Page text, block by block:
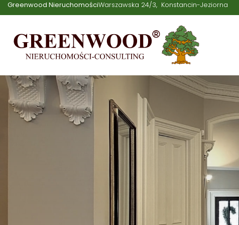
Greenwood NieruchomościWarszawska 24/3 Konstancin-Jeziorna